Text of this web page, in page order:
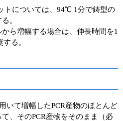
については、94℃ 1分で鋳型の
。
増幅する場合は、伸長時間を1
る。
いて増幅したPCR産物のほとんど
、そのPCR産物をそのまま（必